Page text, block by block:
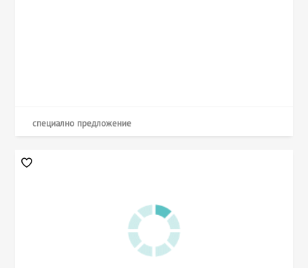
специално предложение